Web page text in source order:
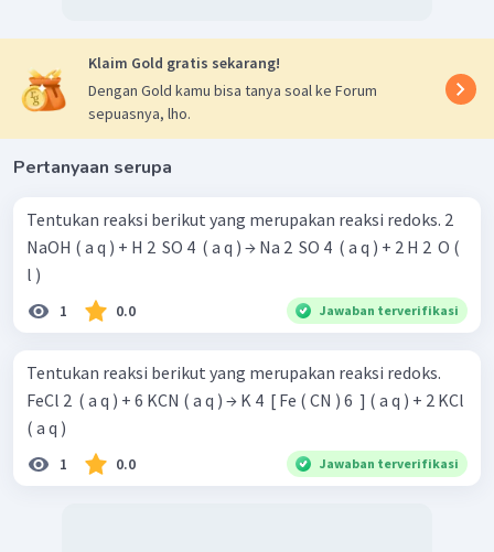
tersebut bukan reaksi redoks.
Klaim Gold gratis sekarang!
Dengan Gold kamu bisa tanya soal ke Forum
sepuasnya, lho.
Pertanyaan serupa
Tentukan reaksi berikut yang merupakan reaksi redoks. 2
NaOH ( a q ) + H 2 ​ SO 4 ​ ( a q ) → Na 2 ​ SO 4 ​ ( a q ) + 2 H 2 ​ O (
l )
1 0.0 Jawaban terverifikasi
Tentukan reaksi berikut yang merupakan reaksi redoks.
FeCl 2 ​ ( a q ) + 6 KCN ( a q ) → K 4 ​ [ Fe ( CN ) 6 ​ ] ( a q ) + 2 KCl
( a q )
1 0.0 Jawaban terverifikasi